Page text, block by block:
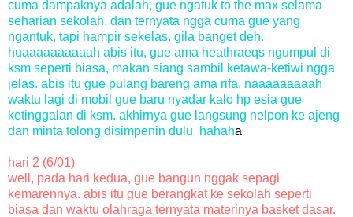
cuma dampaknya adalah, gue ngatuk to the max selama
seharian sekolah. dan ternyata ngga cuma gue yang
ngantuk, tapi hampir sekelas. gila banget deh.
huaaaaaaaaaah abis itu, gue ama heathraeqs ngumpul di
ksm seperti biasa, makan siang sambil ketawa-ketiwi ngga
jelas. abis itu gue pulang bareng ama rifa. naaaaaaaaah
waktu lagi di mobil gue baru nyadar kalo hp esia gue
ketinggalan di ksm. akhirnya gue langsung nelpon ke ajeng
dan minta tolong disimpenin dulu. hahaha
hari 2 (6/01)
well, pada hari kedua, gue bangun nggak sepagi
kemarennya. abis itu gue berangkat ke sekolah seperti
biasa dan waktu olahraga ternyata materinya basket dasar.